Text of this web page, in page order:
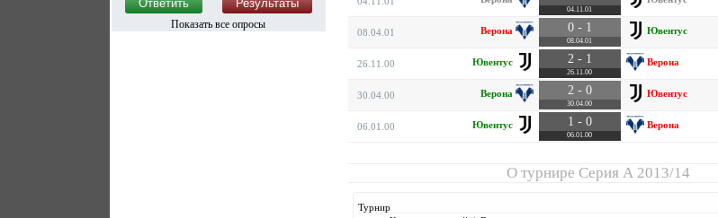
Показать все опросы
04.11.01
08.04.01 Верона 0 - 1
08.04.01
Ювентус
26.11.00 Ювентус 2 - 1
26.11.00
Верона
30.04.00 Верона 2 - 0
30.04.00
Ювентус
06.01.00 Ювентус 1 - 0
06.01.00
Верона
О турнире Серия А 2013/14
Турнир